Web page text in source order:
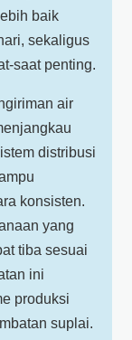
baik
sekaligus
saat penting.
air
distribusi
konsisten.
yang
tiba sesuai
ini
produksi
suplai.